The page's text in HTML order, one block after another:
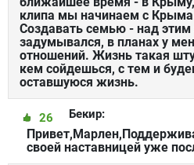
клипа мы начинаем с
Создавать семью - над
задумывался, в планах у
отношений. Жизнь такая
кем сойдешься, с тем и
оставшуюся жизнь.
Бекир:
26
своей наставницей уже